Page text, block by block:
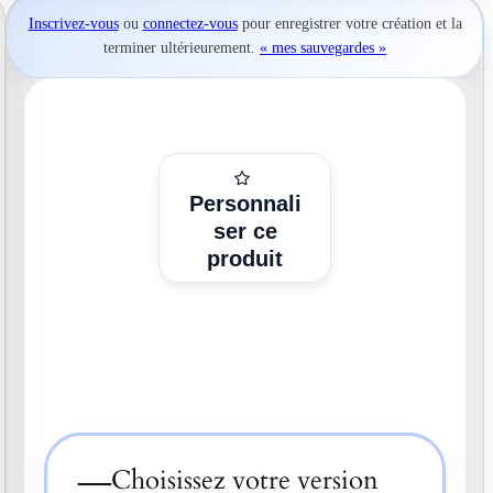
Inscrivez-vousou connectez-vouspour enregistrer votre création et la
terminer ultérieurement. « mes sauvegardes »
Personnali
ser ce
produit
—Choisissez votre version